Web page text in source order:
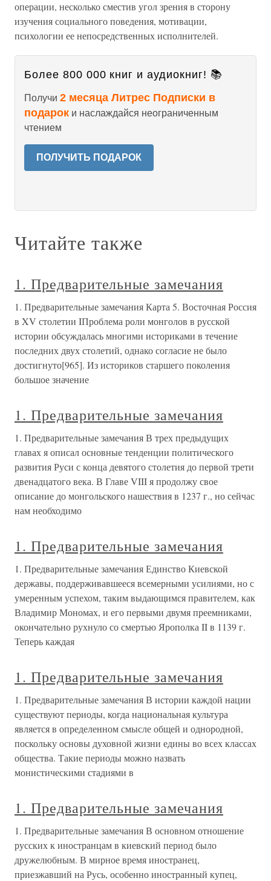
операции, несколько сместив угол зрения в сторону
изучения социального поведения, мотивации,
психологии ее непосредственных исполнителей.
Более 800 000 книг и аудиокниг! 📚
Получи 2 месяца Литрес Подписки в
подарок и наслаждайся неограниченным
чтением
ПОЛУЧИТЬ ПОДАРОК
Читайте также
1. Предварительные замечания
1. Предварительные замечания Карта 5. Восточная Россия
в XV столетии IПроблема роли монголов в русской
истории обсуждалась многими историками в течение
последних двух столетий, однако согласие не было
достигнуто[965]. Из историков старшего поколения
большое значение
1. Предварительные замечания
1. Предварительные замечания В трех предыдущих
главах я описал основные тенденции политического
развития Руси с конца девятого столетия до первой трети
двенадцатого века. В Главе VIII я продолжу свое
описание до монгольского нашествия в 1237 г., но сейчас
нам необходимо
1. Предварительные замечания
1. Предварительные замечания Единство Киевской
державы, поддерживавшееся всемерными усилиями, но с
умеренным успехом, таким выдающимся правителем, как
Владимир Мономах, и его первыми двумя преемниками,
окончательно рухнуло со смертью Ярополка II в 1139 г.
Теперь каждая
1. Предварительные замечания
1. Предварительные замечания В истории каждой нации
существуют периоды, когда национальная культура
является в определенном смысле общей и однородной,
поскольку основы духовной жизни едины во всех классах
общества. Такие периоды можно назвать
монистическими стадиями в
1. Предварительные замечания
1. Предварительные замечания В основном отношение
русских к иностранцам в киевский период было
дружелюбным. В мирное время иностранец,
приезжавший на Русь, особенно иностранный купец,